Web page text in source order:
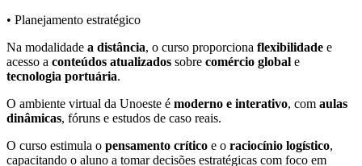
• Planejamento estratégico
Na modalidade a distância, o curso proporciona flexibilidade e
acesso a conteúdos atualizados sobre comércio global e
tecnologia portuária.
O ambiente virtual da Unoeste é moderno e interativo, com aulas
dinâmicas, fóruns e estudos de caso reais.
O curso estimula o pensamento crítico e o raciocínio logístico,
capacitando o aluno a tomar decisões estratégicas com foco em